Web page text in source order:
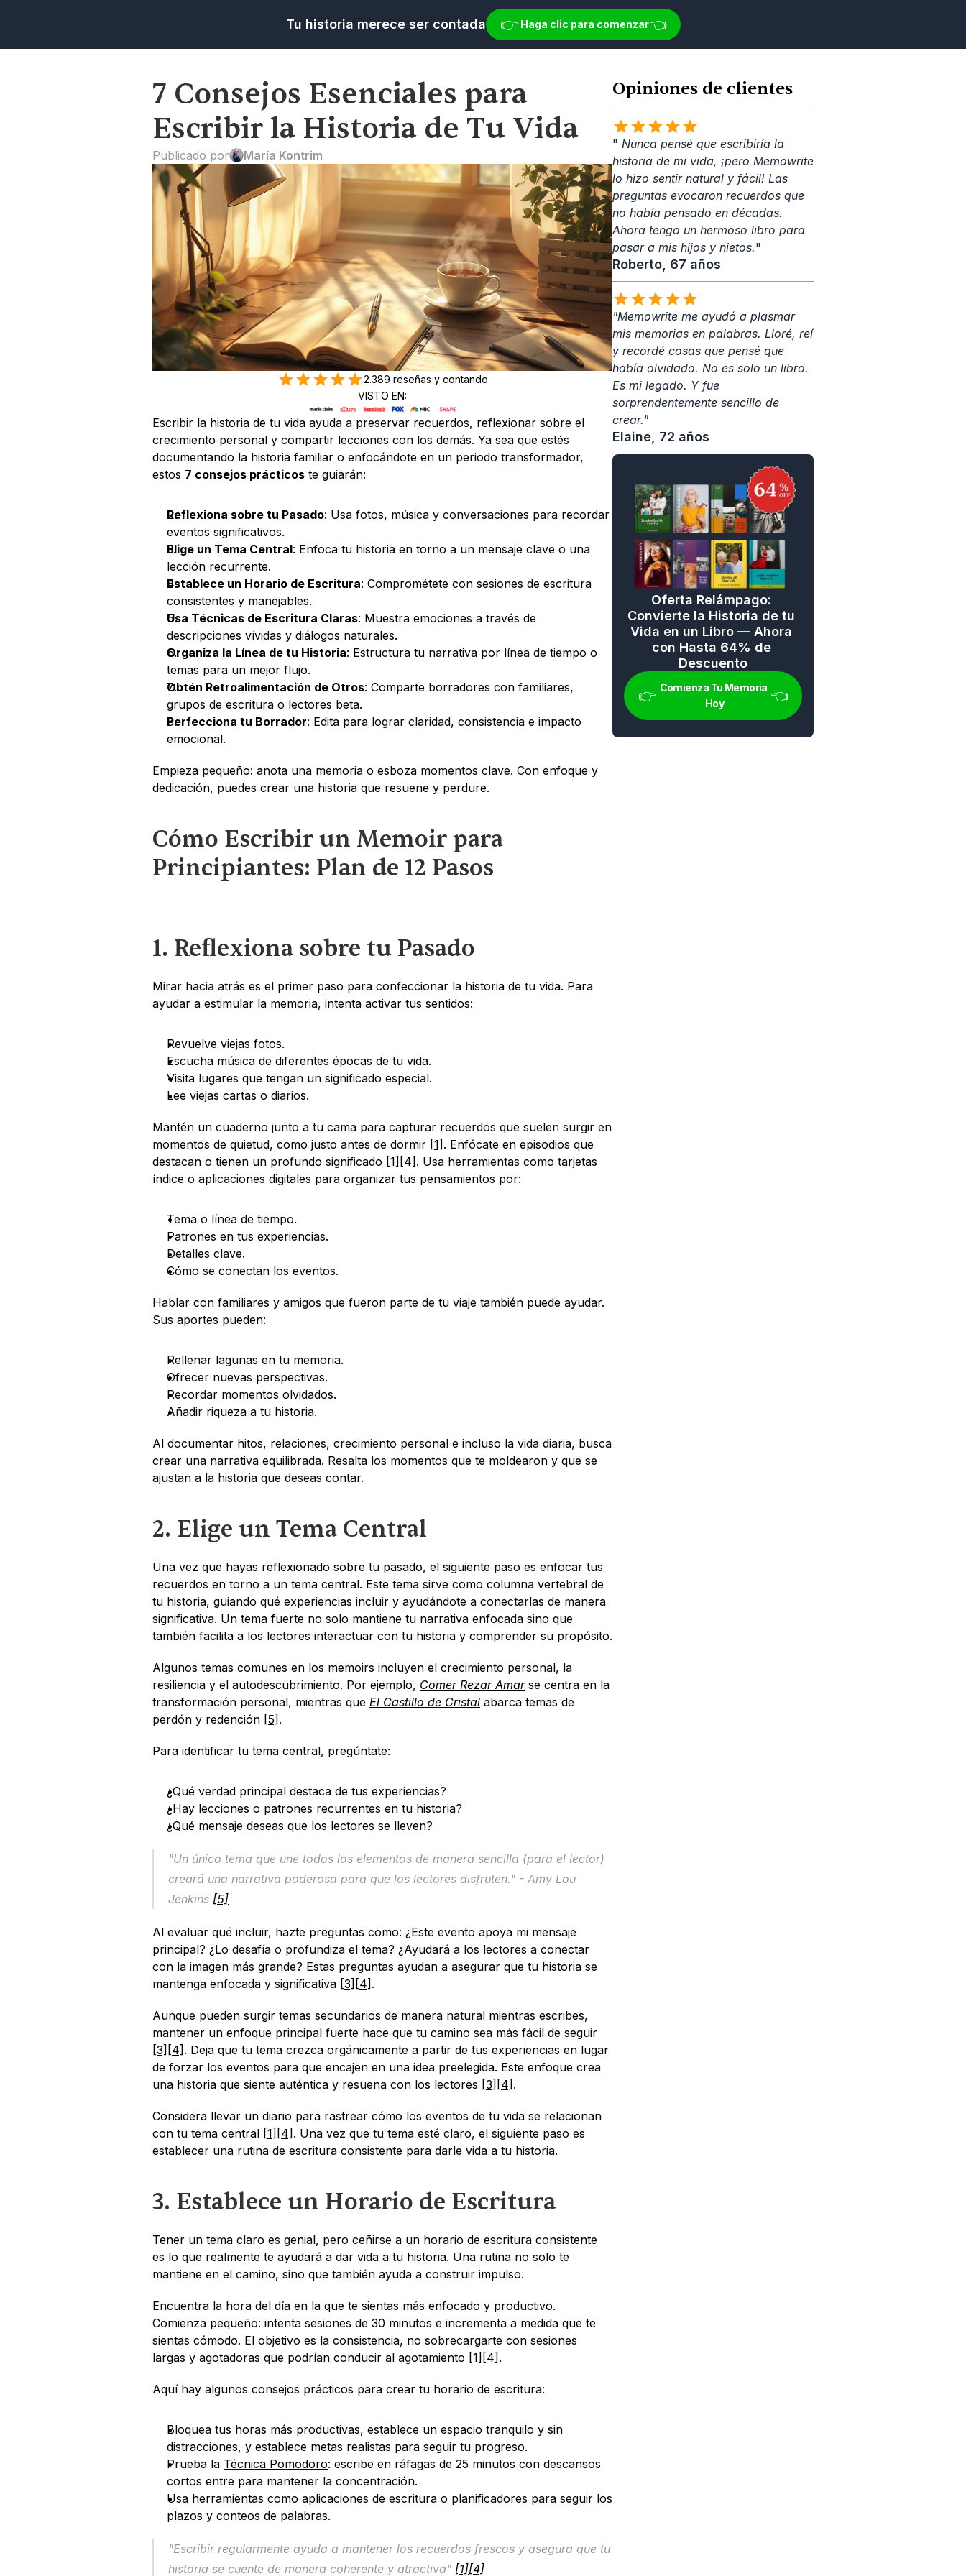
Tu historia merece ser contada 👉 Haga clic para comenzar👈
7 Consejos Esenciales para
Escribir la Historia de Tu Vida
Publicado por María Kontrim
2.389 reseñas y contando
VISTO EN:
Escribir la historia de tu vida ayuda a preservar recuerdos, reflexionar sobre el
crecimiento personal y compartir lecciones con los demás. Ya sea que estés
documentando la historia familiar o enfocándote en un periodo transformador,
estos 7 consejos prácticos te guiarán:
Reflexiona sobre tu Pasado: Usa fotos, música y conversaciones para recordar
eventos significativos.
Elige un Tema Central: Enfoca tu historia en torno a un mensaje clave o una
lección recurrente.
Establece un Horario de Escritura: Comprométete con sesiones de escritura
consistentes y manejables.
Usa Técnicas de Escritura Claras: Muestra emociones a través de
descripciones vívidas y diálogos naturales.
Organiza la Línea de tu Historia: Estructura tu narrativa por línea de tiempo o
temas para un mejor flujo.
Obtén Retroalimentación de Otros: Comparte borradores con familiares,
grupos de escritura o lectores beta.
Perfecciona tu Borrador: Edita para lograr claridad, consistencia e impacto
emocional.
Empieza pequeño: anota una memoria o esboza momentos clave. Con enfoque y
dedicación, puedes crear una historia que resuene y perdure.
Cómo Escribir un Memoir para
Principiantes: Plan de 12 Pasos
1. Reflexiona sobre tu Pasado
Mirar hacia atrás es el primer paso para confeccionar la historia de tu vida. Para
ayudar a estimular la memoria, intenta activar tus sentidos:
Revuelve viejas fotos.
Escucha música de diferentes épocas de tu vida.
Visita lugares que tengan un significado especial.
Lee viejas cartas o diarios.
Mantén un cuaderno junto a tu cama para capturar recuerdos que suelen surgir en
momentos de quietud, como justo antes de dormir [1] . Enfócate en episodios que
destacan o tienen un profundo significado [1] [4] . Usa herramientas como tarjetas
índice o aplicaciones digitales para organizar tus pensamientos por:
Tema o línea de tiempo.
Patrones en tus experiencias.
Detalles clave.
Cómo se conectan los eventos.
Hablar con familiares y amigos que fueron parte de tu viaje también puede ayudar.
Sus aportes pueden:
Rellenar lagunas en tu memoria.
Ofrecer nuevas perspectivas.
Recordar momentos olvidados.
Añadir riqueza a tu historia.
Al documentar hitos, relaciones, crecimiento personal e incluso la vida diaria, busca
crear una narrativa equilibrada. Resalta los momentos que te moldearon y que se
ajustan a la historia que deseas contar.
2. Elige un Tema Central
Una vez que hayas reflexionado sobre tu pasado, el siguiente paso es enfocar tus
recuerdos en torno a un tema central. Este tema sirve como columna vertebral de
tu historia, guiando qué experiencias incluir y ayudándote a conectarlas de manera
significativa. Un tema fuerte no solo mantiene tu narrativa enfocada sino que
también facilita a los lectores interactuar con tu historia y comprender su propósito.
Algunos temas comunes en los memoirs incluyen el crecimiento personal, la
resiliencia y el autodescubrimiento. Por ejemplo, Comer Rezar Amar se centra en la
transformación personal, mientras que El Castillo de Cristal abarca temas de
perdón y redención [5] .
Para identificar tu tema central, pregúntate:
¿Qué verdad principal destaca de tus experiencias?
¿Hay lecciones o patrones recurrentes en tu historia?
¿Qué mensaje deseas que los lectores se lleven?
"Un único tema que une todos los elementos de manera sencilla (para el lector)
creará una narrativa poderosa para que los lectores disfruten." - Amy Lou
Jenkins [5]
Al evaluar qué incluir, hazte preguntas como: ¿Este evento apoya mi mensaje
principal? ¿Lo desafía o profundiza el tema? ¿Ayudará a los lectores a conectar
con la imagen más grande? Estas preguntas ayudan a asegurar que tu historia se
mantenga enfocada y significativa [3] [4] .
Aunque pueden surgir temas secundarios de manera natural mientras escribes,
[3] [4] . Deja que tu tema crezca orgánicamente a partir de tus experiencias en lugar
de forzar los eventos para que encajen en una idea preelegida. Este enfoque crea
una historia que siente auténtica y resuena con los lectores [3] [4] .
Considera llevar un diario para rastrear cómo los eventos de tu vida se relacionan
con tu tema central [1] [4] . Una vez que tu tema esté claro, el siguiente paso es
establecer una rutina de escritura consistente para darle vida a tu historia.
3. Establece un Horario de Escritura
Tener un tema claro es genial, pero ceñirse a un horario de escritura consistente
es lo que realmente te ayudará a dar vida a tu historia. Una rutina no solo te
mantiene en el camino, sino que también ayuda a construir impulso.
Encuentra la hora del día en la que te sientas más enfocado y productivo.
Comienza pequeño: intenta sesiones de 30 minutos e incrementa a medida que te
sientas cómodo. El objetivo es la consistencia, no sobrecargarte con sesiones
largas y agotadoras que podrían conducir al agotamiento [1] [4] .
Aquí hay algunos consejos prácticos para crear tu horario de escritura:
Bloquea tus horas más productivas, establece un espacio tranquilo y sin
distracciones, y establece metas realistas para seguir tu progreso.
Prueba la Técnica Pomodoro: escribe en ráfagas de 25 minutos con descansos
cortos entre para mantener la concentración.
Usa herramientas como aplicaciones de escritura o planificadores para seguir los
plazos y conteos de palabras.
"Escribir regularmente ayuda a mantener los recuerdos frescos y asegura que tu
historia se cuente de manera coherente y atractiva" [1][4]
Opiniones de clientes
" Nunca pensé que escribiría la
historia de mi vida, ¡pero Memowrite
lo hizo sentir natural y fácil! Las
preguntas evocaron recuerdos que
no había pensado en décadas.
Ahora tengo un hermoso libro para
pasar a mis hijos y nietos."
Roberto, 67 años
"Memowrite me ayudó a plasmar
mis memorias en palabras. Lloré, reí
y recordé cosas que pensé que
había olvidado. No es solo un libro.
Es mi legado. Y fue
sorprendentemente sencillo de
crear."
Elaine, 72 años
Oferta Relámpago:
Convierte la Historia de tu
Vida en un Libro — Ahora
con Hasta 64% de
Descuento
👉 Comienza Tu Memoria
Hoy
👈